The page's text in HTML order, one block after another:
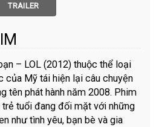
TRAILER
– LOL (2012) thuộc thể loại
của Mỹ tái hiện lại câu chuyện
tên phát hành năm 2008. Phim
tuổi đang đối mặt với những
như tình yêu, bạn bè và gia